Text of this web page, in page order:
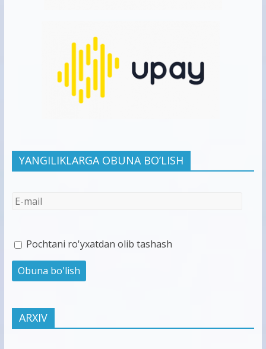
YANGILIKLARGA OBUNA BO’LISH
Pochtani ro'yxatdan olib tashash
ARXIV